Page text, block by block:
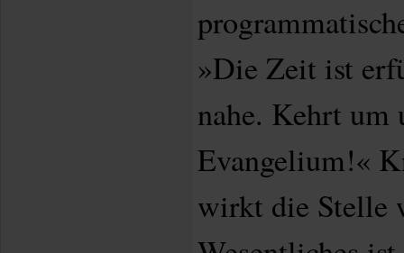
»Die Zeit ist
nahe. Kehrt um
Evangelium!«
wirkt die Stelle